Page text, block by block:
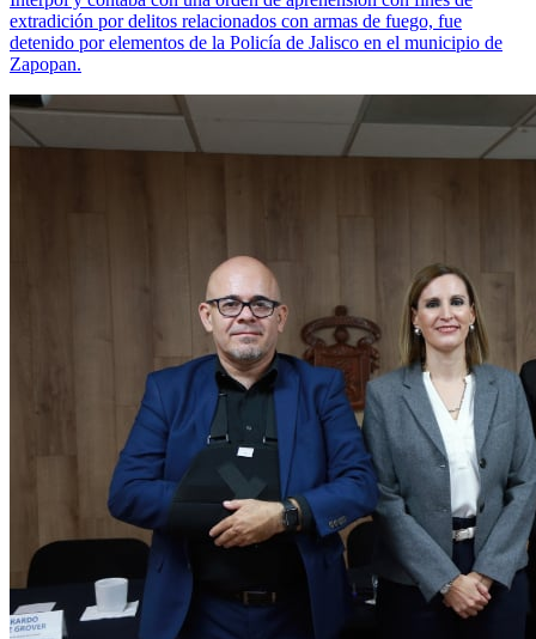
extradición por delitos relacionados con armas de fuego, fue
detenido por elementos de la Policía de Jalisco en el municipio de
Zapopan.